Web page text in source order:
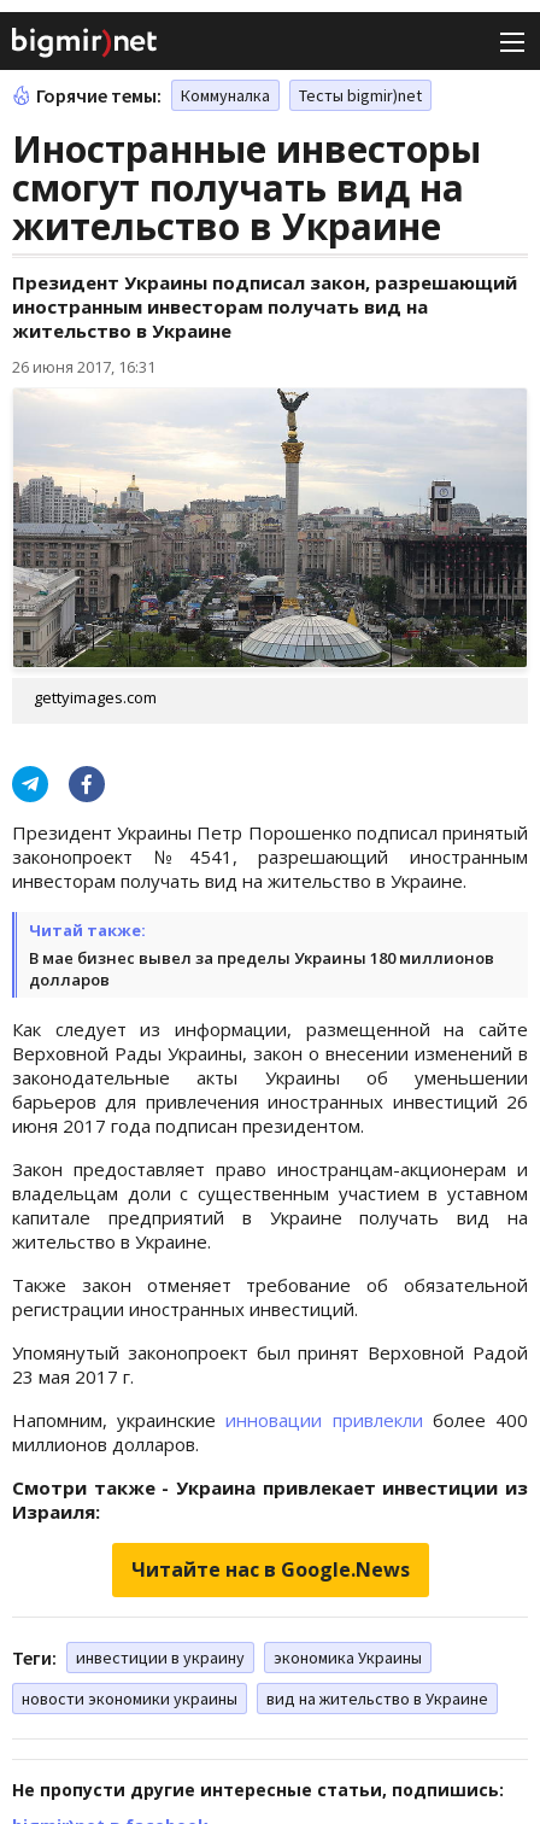
Горячие темы: Коммуналка Тесты bigmir)net
Иностранные инвесторы
смогут получать вид на
жительство в Украине
Президент Украины подписал закон, разрешающий
иностранным инвесторам получать вид на
жительство в Украине
26 июня 2017, 16:31
gettyimages.com
Президент Украины Петр Порошенко подписал принятый
законопроект №4541, разрешающий иностранным
инвесторам получать вид на жительство в Украине.
Читай также:
В мае бизнес вывел за пределы Украины 180 миллионов
долларов
Как следует из информации, размещенной на сайте
Верховной Рады Украины, закон о внесении изменений в
законодательные акты Украины об уменьшении
барьеров для привлечения иностранных инвестиций 26
июня 2017 года подписан президентом.
Закон предоставляет право иностранцам-акционерам и
владельцам доли с существенным участием в уставном
капитале предприятий в Украине получать вид на
жительство в Украине.
Также закон отменяет требование об обязательной
регистрации иностранных инвестиций.
Упомянутый законопроект был принят Верховной Радой
23 мая 2017 г.
Напомним, украинскиеинновации привлекли более 400
миллионов долларов.
Смотри также - Украина привлекает инвестиции из
Израиля:
Читайте нас в Google.News
Теги: инвестиции в украину
экономика Украины
новости экономики украины
вид на жительство в Украине
Не пропусти другие интересные статьи, подпишись: